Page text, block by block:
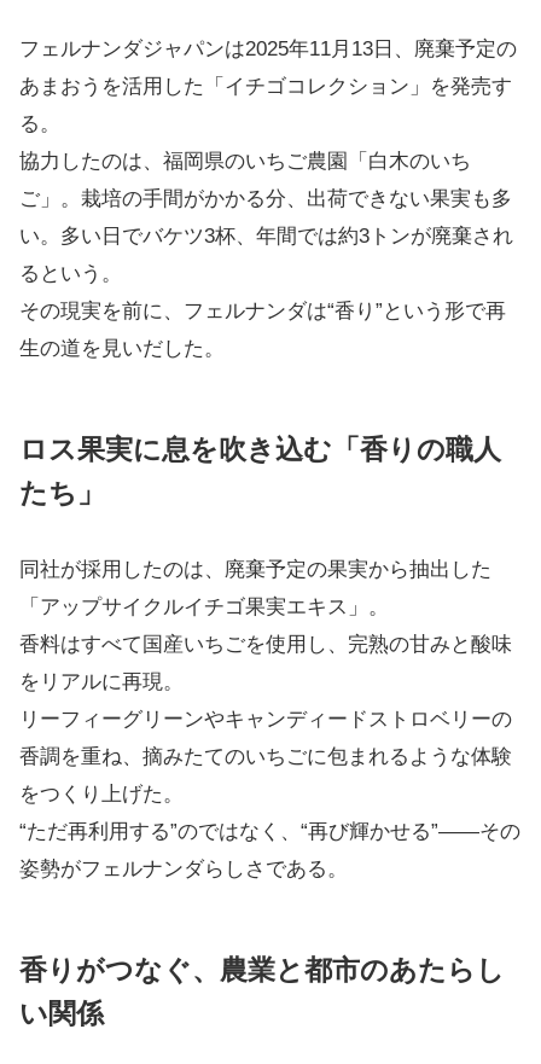
フェルナンダジャパンは2025年11月13日、廃棄予定の
あまおうを活用した「イチゴコレクション」を発売す
る。
協力したのは、福岡県のいちご農園「白木のいち
ご」。栽培の手間がかかる分、出荷できない果実も多
い。多い日でバケツ3杯、年間では約3トンが廃棄され
るという。
その現実を前に、フェルナンダは“香り”という形で再
生の道を見いだした。
ロス果実に息を吹き込む「香りの職人
たち」
同社が採用したのは、廃棄予定の果実から抽出した
「アップサイクルイチゴ果実エキス」。
香料はすべて国産いちごを使用し、完熟の甘みと酸味
をリアルに再現。
リーフィーグリーンやキャンディードストロベリーの
香調を重ね、摘みたてのいちごに包まれるような体験
をつくり上げた。
“ただ再利用する”のではなく、“再び輝かせる”――その
姿勢がフェルナンダらしさである。
香りがつなぐ、農業と都市のあたらし
い関係